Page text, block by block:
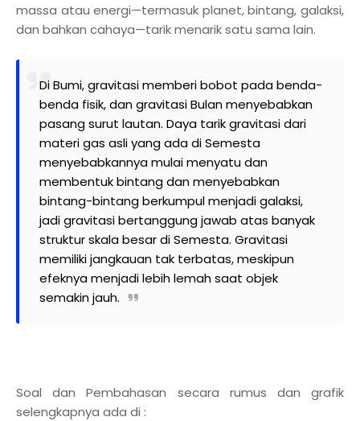
massa atau energi—termasuk planet, bintang, galaksi,
dan bahkan cahaya—tarik menarik satu sama lain.
Di Bumi, gravitasi memberi bobot pada benda-
benda fisik, dan gravitasi Bulan menyebabkan
pasang surut lautan. Daya tarik gravitasi dari
materi gas asli yang ada di Semesta
menyebabkannya mulai menyatu dan
membentuk bintang dan menyebabkan
bintang-bintang berkumpul menjadi galaksi,
jadi gravitasi bertanggung jawab atas banyak
struktur skala besar di Semesta. Gravitasi
memiliki jangkauan tak terbatas, meskipun
efeknya menjadi lebih lemah saat objek
semakin jauh.
Soal dan Pembahasan secara rumus dan grafik
selengkapnya ada di :